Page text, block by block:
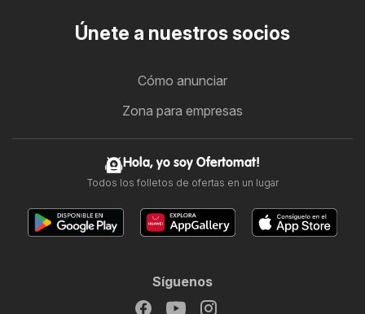
Únete a nuestros socios
Cómo anunciar
Zona para empresas
Hola, yo soy Ofertomat!
Todos los folletos de ofertas en un lugar
Síguenos